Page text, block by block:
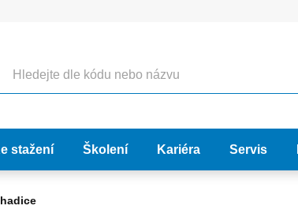
stažení Školení Kariéra Servis